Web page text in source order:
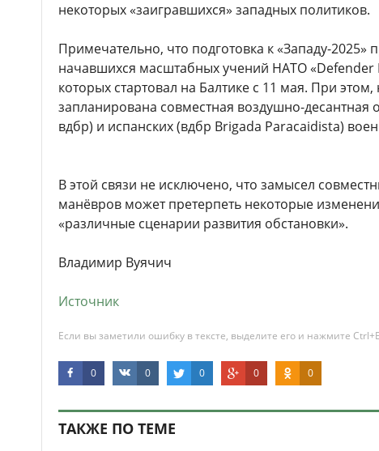
некоторых «заигравшихся» западных политиков.
Примечательно, что подготовка к «Западу-2025»
начавшихся масштабных учений НАТО «Defender
которых стартовал на Балтике с 11 мая. При
запланирована совместная воздушно-десантная
вдбр) и испанских (вдбр Brigada Paracaidista)
В этой связи не исключено, что замысел
манёвров может претерпеть некоторые
«различные сценарии развития обстановки».
Владимир Вуячич
Источник
Если вы заметили ошибку в тексте, выделите его и нажмите
0 0 0 0 0
ТАКЖЕ ПО ТЕМЕ